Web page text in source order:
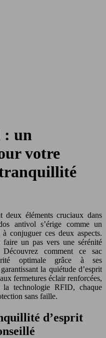
: un
votre
deux éléments cruciaux dans
antivol s’érige comme un
conjuguer ces deux aspects.
faire un pas vers une sérénité
comment ce sac
optimale grâce à ses
la quiétude d’esprit
fermetures éclair renforcées,
la technologie RFID, chaque
sans faille.
d’esprit